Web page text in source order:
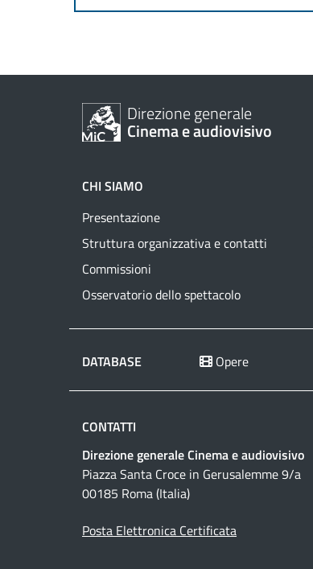
Direzione generale
Cinema e audiovisivo
CHI SIAMO
Presentazione
Struttura organizzativa e contatti
Commissioni
Osservatorio dello spettacolo
DATABASE Opere
CONTATTI
Direzione generale Cinema e audiovisivo
Piazza Santa Croce in Gerusalemme 9/a
00185 Roma (Italia)
Posta Elettronica Certificata